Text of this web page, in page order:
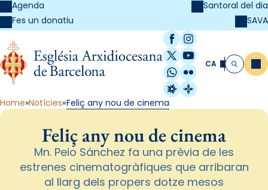
Agenda
Fes un donatiu
Santoral del dia
SAVA
Facebook
Instagram
X / Twitter
YouTube
WhatsApp
Flickr
Radio Estel
Catalunya
CA Cerca
Home Notícies Feliç any nou de cinema
Feliç any nou de cinema
Mn. Peio Sánchez fa una prèvia de les
estrenes cinematogràfiques que arribaran
al llarg dels propers dotze mesos